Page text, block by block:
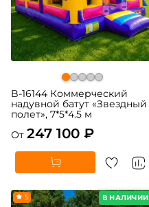
B-16144 Коммерческий
надувной батут «Звездный
полет», 7*5*4.5 м
От 247 100 ₽
В НАЛИЧИИ
5